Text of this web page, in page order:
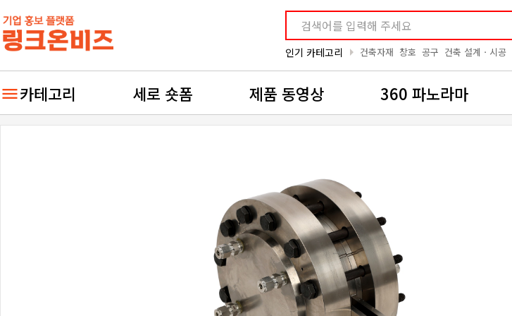
인기 카테고리 arrow_right 건축자재 창호 공구 건축 설계ㆍ시공
카테고리 세로 숏폼 제품 동영상 360 파노라마